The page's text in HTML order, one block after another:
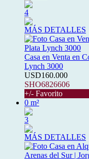
4
MÁS DETALLES
Casa en Venta en
Lynch 3000
USD160.000
SHO6826606
+/- Favorito
0 m²
3
MÁS DETALLES